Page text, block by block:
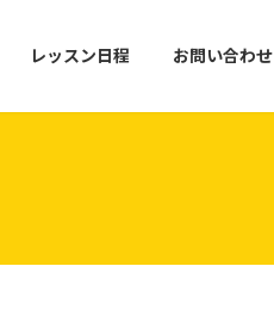
レッスン日程 お問い合わせ